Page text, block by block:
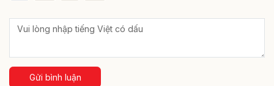
Gửi bình luận